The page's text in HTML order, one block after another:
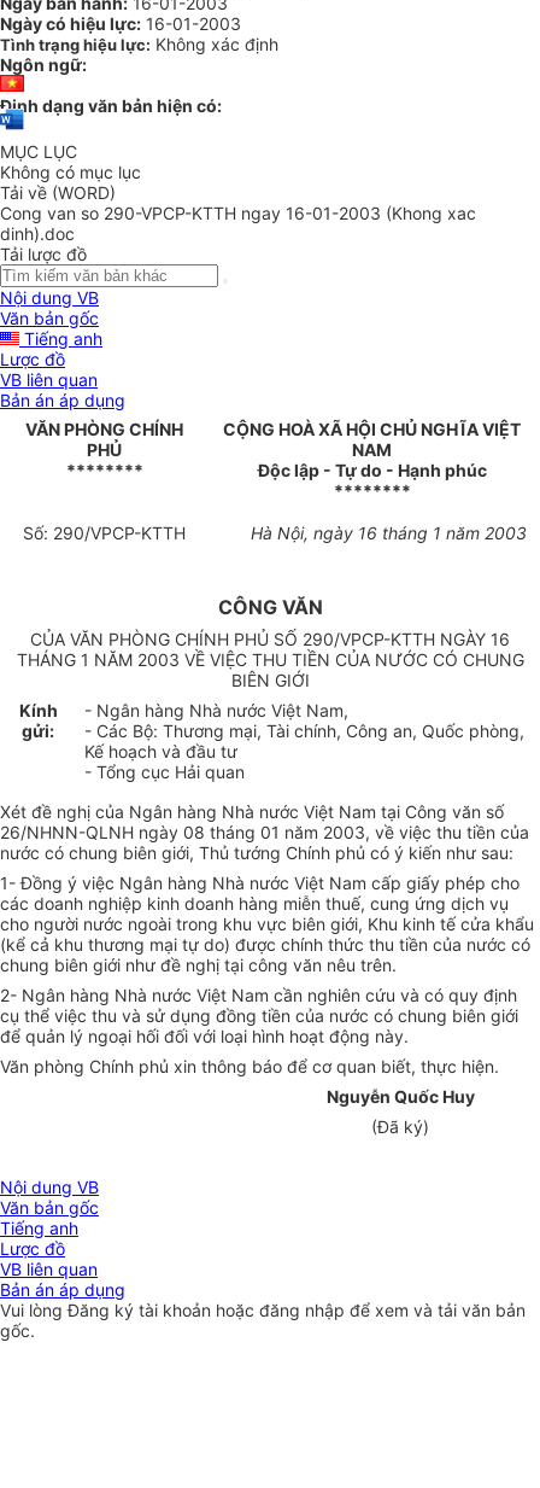
Ngày có hiệu lực: 16-01-2003
Tình trạng hiệu lực: Không xác định
Ngôn ngữ:
Định dạng văn bản hiện có:
MỤC LỤC
Không có mục lục
Tải về (WORD)
Cong van so 290-VPCP-KTTH ngay 16-01-2003 (Khong xac
dinh).doc
Tải lược đồ
Nội dung VB
Văn bản gốc
Tiếng anh
Lược đồ
VB liên quan
Bản án áp dụng
VĂN PHÒNG CHÍNH
PHỦ
********
CỘNG HOÀ XÃ HỘI CHỦ NGHĨA VIỆT
NAM
Độc lập - Tự do - Hạnh phúc
********
Số: 290/VPCP-KTTH Hà Nội, ngày 16 tháng 1 năm 2003
CÔNG VĂN
CỦA VĂN PHÒNG CHÍNH PHỦ SỐ 290/VPCP-KTTH NGÀY 16
THÁNG 1 NĂM 2003 VỀ VIỆC THU TIỀN CỦA NƯỚC CÓ CHUNG
BIÊN GIỚI
Kính
gửi:
- Ngân hàng Nhà nước Việt Nam,
- Các Bộ: Thương mại, Tài chính, Công an, Quốc phòng,
Kế hoạch và đầu tư
- Tổng cục Hải quan
Xét đề nghị của Ngân hàng Nhà nước Việt Nam tại Công văn số
26/NHNN-QLNH ngày 08 tháng 01 năm 2003, về việc thu tiền của
nước có chung biên giới, Thủ tướng Chính phủ có ý kiến như sau:
1- Đồng ý việc Ngân hàng Nhà nước Việt Nam cấp giấy phép cho
các doanh nghiệp kinh doanh hàng miễn thuế, cung ứng dịch vụ
cho người nước ngoài trong khu vực biên giới, Khu kinh tế cửa khẩu
(kể cả khu thương mại tự do) được chính thức thu tiền của nước có
chung biên giới như đề nghị tại công văn nêu trên.
2- Ngân hàng Nhà nước Việt Nam cần nghiên cứu và có quy định
cụ thể việc thu và sử dụng đồng tiền của nước có chung biên giới
để quản lý ngoại hối đối với loại hình hoạt động này.
Văn phòng Chính phủ xin thông báo để cơ quan biết, thực hiện.
Nguyễn Quốc Huy
(Đã ký)
Nội dung VB
Văn bản gốc
Tiếng anh
Lược đồ
VB liên quan
Bản án áp dụng
Vui lòngĐăng ký tài khoản hoặc đăng nhập để xem và tải văn bản
gốc.